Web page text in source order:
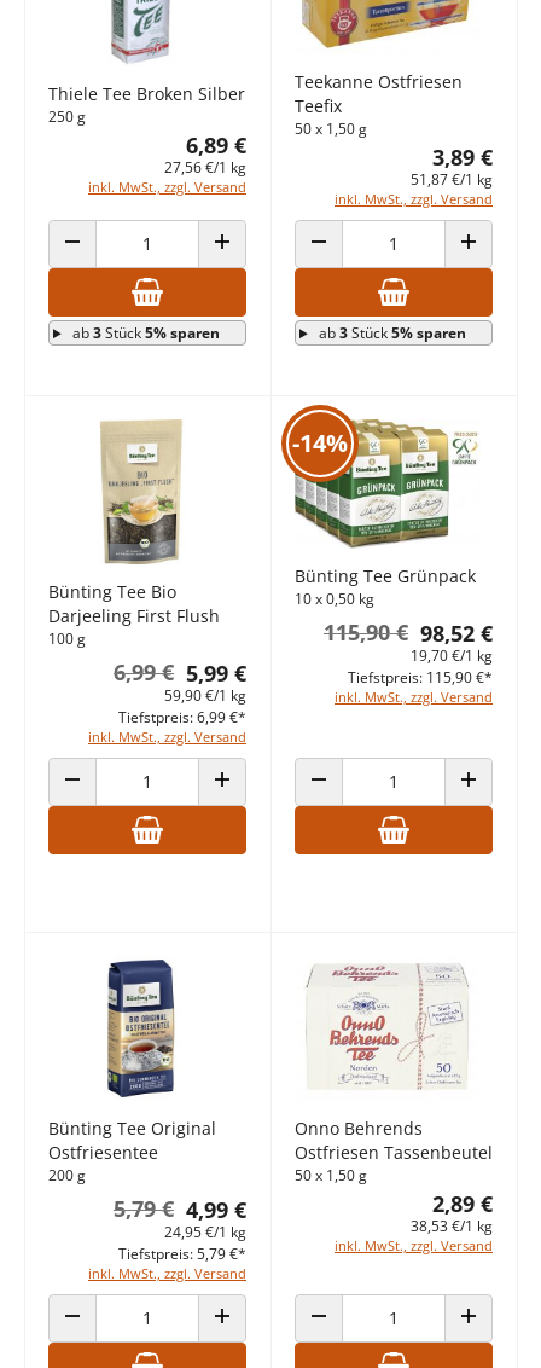
Thiele Tee Broken Silber
250 g
6,89 €
27,56 €/1 kg
inkl. MwSt., zzgl. Versand
ANZAHL VERRINGERN ANZAHL ERHÖHEN
ab3Stück5% sparen
Teekanne Ostfriesen
Teefix
50 x 1,50 g
3,89 €
51,87 €/1 kg
inkl. MwSt., zzgl. Versand
ANZAHL VERRINGERN ANZAHL
ab3Stück5% sparen
Bünting Tee Bio
Darjeeling First Flush
100 g
5,99 €
6,99 €
59,90 €/1 kg
inkl. MwSt., zzgl. Versand
Tiefstpreis: 6,99 €*
ANZAHL VERRINGERN ANZAHL ERHÖHEN
-14%
Bünting Tee Grünpack
10 x 0,50 kg
98,52 €
115,90 €
19,70 €/1 kg
inkl. MwSt., zzgl. Versand
Tiefstpreis: 115,90 €*
ANZAHL VERRINGERN ANZAHL
Bünting Tee Original
Ostfriesentee
200 g
4,99 €
5,79 €
24,95 €/1 kg
inkl. MwSt., zzgl. Versand
Tiefstpreis: 5,79 €*
ANZAHL VERRINGERN ANZAHL ERHÖHEN
Onno Behrends
Ostfriesen Tassenbeutel
50 x 1,50 g
2,89 €
38,53 €/1 kg
inkl. MwSt., zzgl. Versand
ANZAHL VERRINGERN ANZAHL